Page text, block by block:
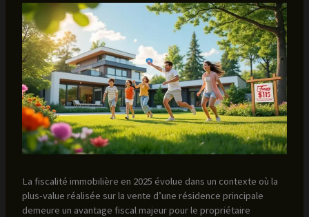
La fiscalité immobilière en 2025 évolue dans un contexte où la
plus-value réalisée sur la vente d’une résidence principale
demeure un avantage fiscal majeur pour le propriétaire